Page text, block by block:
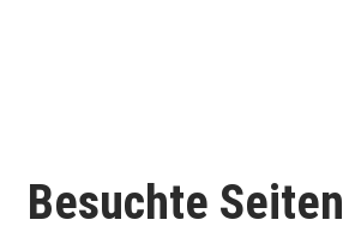
Besuchte Seiten